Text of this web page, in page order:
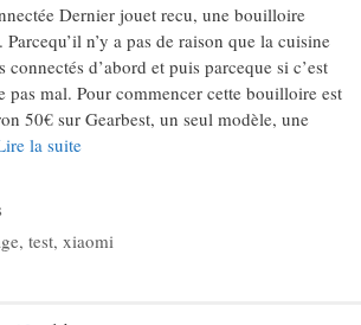
Dernier jouet recu, une bouilloire
n’y a pas de raison que la cuisine
connectés d’abord et puis parceque si c’est
pas mal. Pour commencer cette bouilloire est
50€ sur Gearbest, un seul modèle, une
la suite
, test, xiaomi